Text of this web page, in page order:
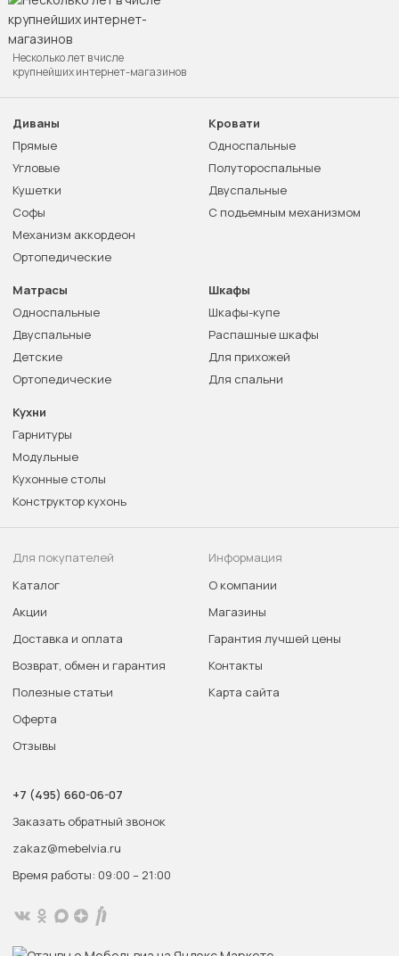
Несколько лет в числе
крупнейших интернет-магазинов
Диваны
Прямые
Угловые
Кушетки
Софы
Механизм аккордеон
Ортопедические
Кровати
Односпальные
Полутороспальные
Двуспальные
С подъемным механизмом
Матрасы
Односпальные
Двуспальные
Детские
Ортопедические
Шкафы
Шкафы-купе
Распашные шкафы
Для прихожей
Для спальни
Кухни
Гарнитуры
Модульные
Кухонные столы
Конструктор кухонь
Для покупателей
Каталог
Акции
Доставка и оплата
Возврат, обмен и гарантия
Полезные статьи
Оферта
Отзывы
Информация
О компании
Магазины
Гарантия лучшей цены
Контакты
Карта сайта
+7 (495) 660-06-07
Заказать обратный звонок
zakaz@mebelvia.ru
Время работы: 09:00 – 21:00